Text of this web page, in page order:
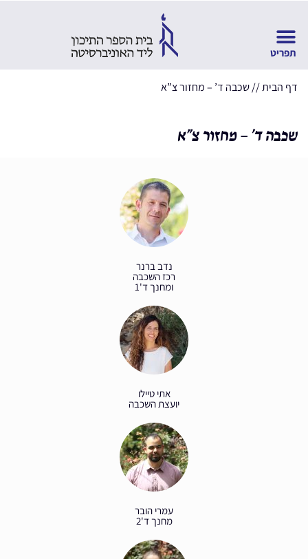
דף הבית//שכבה ד’ – מחזור צ”א
שכבה ד’ – מחזור צ”א
נדב ברנר
רכז השכבה
ומחנך ד'1
אתי טיילו
יועצת השכבה
עמרי הובר
מחנך ד'2